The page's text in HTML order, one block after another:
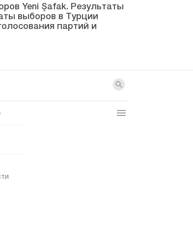
Yeni Şafak. Результаты
выборов в Турции
партий и